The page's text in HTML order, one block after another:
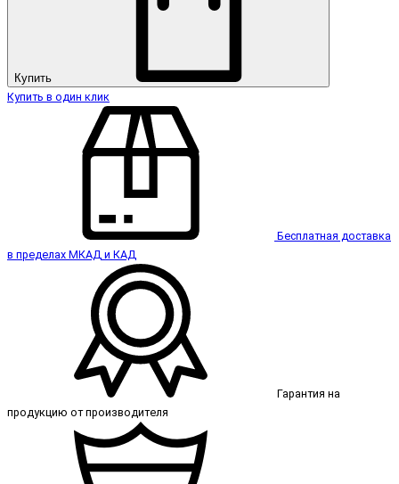
Купить
Купить в один клик
Бесплатная доставка
в пределах МКАД и КАД
Гарантия на
продукцию от производителя